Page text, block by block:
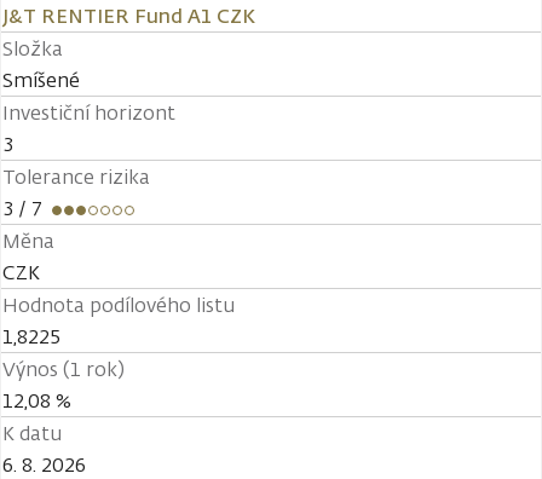
J&T RENTIER Fund A1 CZK
Složka
Smíšené
Investiční horizont
3
Tolerance rizika
3 / 7
Měna
CZK
Hodnota podílového listu
1,8225
Výnos (1 rok)
12,08 %
K datu
6. 8. 2026